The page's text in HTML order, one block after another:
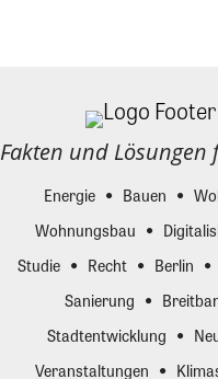
Fakten und Lösungen
Energie Bauen
Wohnungsbau
Studie
Recht Berlin
Sanierung
Stadtentwicklung
Veranstaltungen